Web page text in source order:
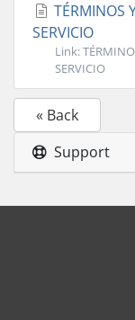
TÉRMINOS
SERVICIO
Link:
SERVICIO
« Back
Support